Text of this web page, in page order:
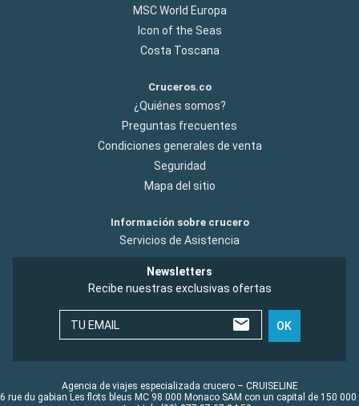
MSC World Europa
Icon of the Seas
Costa Toscana
Cruceros.co
¿Quiénes somos?
Preguntas frecuentes
Condiciones generales de venta
Seguridad
Mapa del sitio
Información sobre crucero
Servicios de Asistencia
Newsletters
Recibe nuestras exclusivas ofertas
TU EMAIL OK
Agencia de viajes especializada crucero – CRUISELINE
rue du gabian Les flots bleus MC 98 000 Monaco SAM con un capital de 150 000